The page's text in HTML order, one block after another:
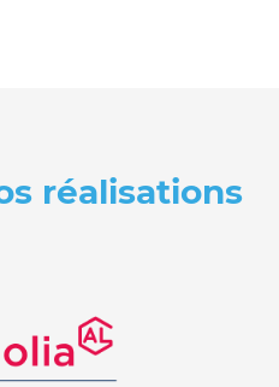
réalisations